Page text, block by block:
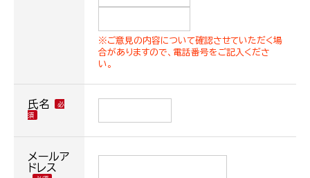
※ご意見の内容について確認させていただく場
合がありますので、電話番号をご記入くださ
い。
氏名
メールア
ドレス